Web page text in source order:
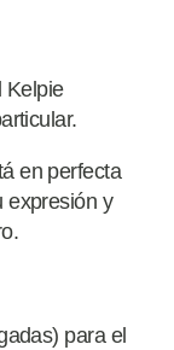
Kelpie
en perfecta
expresión y
para el